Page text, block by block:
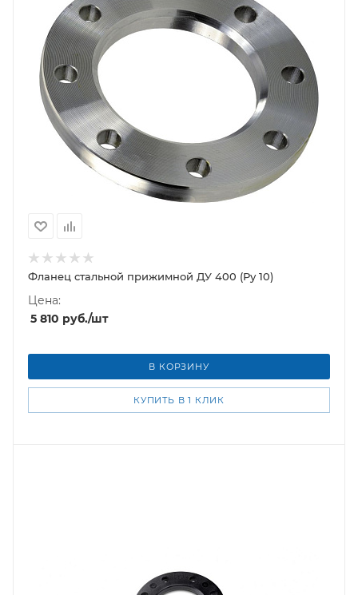
Фланец стальной прижимной ДУ 400 (Ру 10)
Цена:
5 810 руб./шт
В КОРЗИНУ
КУПИТЬ В 1 КЛИК